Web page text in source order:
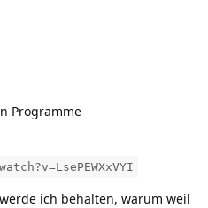
Programme
ich behalten, warum weil